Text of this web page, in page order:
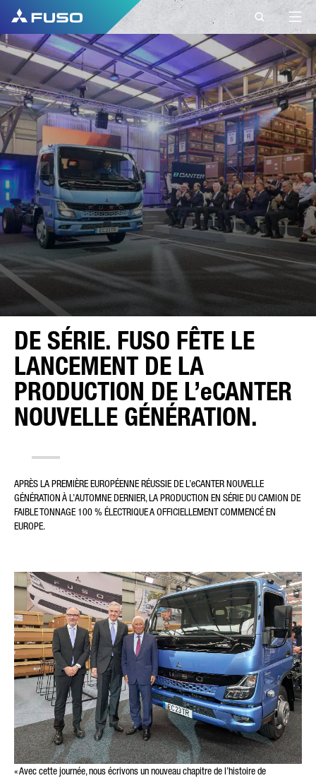
DE SÉRIE. FUSO FÊTE LE
LANCEMENT DE LA
PRODUCTION DE L’eCANTER
NOUVELLE GÉNÉRATION.
CONTACT
FUSO EUROPE
CONTACT
Vous avez d'autres questions ?
Envoyez-nous votre demande via ce formulaire
de contact.
PRÉNOM*
NOM DE FAMILLE*
TYPE DE DEMANDE*
VOTRE MESSAGE (FACULTATIF)
* Le champ est obligatoire
Nous traiterons, enregistrerons et utiliserons vos données
avec soin, conformément aux dispositions légales sur la
protection des données et selon votre accord, uniquement
APRÈS LA PREMIÈRE EUROPÉENNE RÉUSSIE DE L’eCANTER NOUVELLE
GÉNÉRATION À L’AUTOMNE DERNIER, LA PRODUCTION EN SÉRIE DU CAMION DE
FAIBLE TONNAGE 100 % ÉLECTRIQUE A OFFICIELLEMENT COMMENCÉ EN
EUROPE.
« Avec cette journée, nous écrivons un nouveau chapitre de l’histoire de